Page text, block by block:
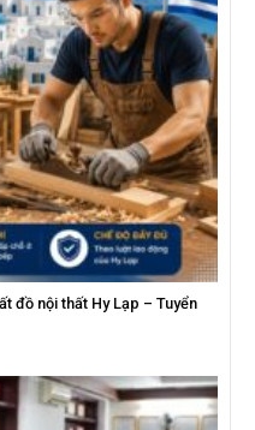
đồ nội thất Hy Lạp – Tuyển